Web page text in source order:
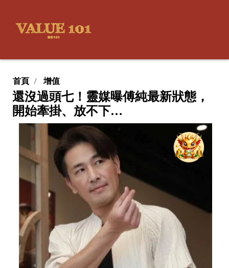
首頁 增值
還沒過頭七！靈媒曝傅純最新狀態，
開始牽掛、放不下…